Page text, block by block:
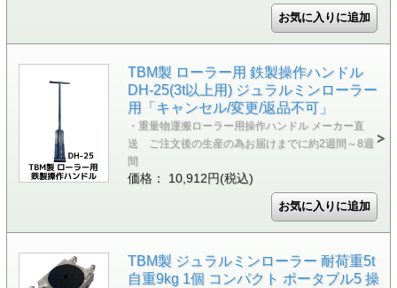
TBM製 ローラー用 鉄製操作ハンドル
DH-25(3t以上用) ジュラルミンローラー
用「キャンセル/変更/返品不可」
・重量物運搬ローラー用操作ハンドル メーカー直
送 ご注文後の生産の為お届けまでに約2週間～8週
間
価格： 10,912円(税込)
TBM製 ジュラルミンローラー 耐荷重5t
自重9kg 1個 コンパクト ポータブル5 操